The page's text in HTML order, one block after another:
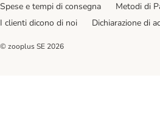
Spese e tempi di consegna
Metodi di
I clienti dicono di noi
Dichiarazione di
© zooplus SE 2026